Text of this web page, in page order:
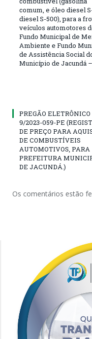
comum, e óleo diesel
diesel S-500), para a
veículos automotores
Fundo Municipal de
Ambiente e Fundo
de Assistência Social
Município de Jacundá
PREGÃO ELETRÔNICO
9/2023-059-PE
DE PREÇO PARA
DE COMBUSTÍVEIS
AUTOMOTIVOS, PARA
PREFEITURA
DE JACUNDÁ.)
Os comentários estão